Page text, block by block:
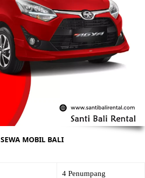
SEWA MOBIL BALI
4 Penumpang